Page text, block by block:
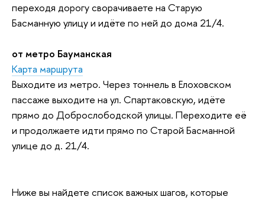
переходя дорогу сворачиваете на Старую
Басманную улицу и идёте по ней до дома 21/4.
от метро Бауманская
Карта маршрута
Выходите из метро. Через тоннель в Елоховском
пассаже выходите на ул. Спартаковскую, идёте
прямо до Доброслободской улицы. Переходите её
и продолжаете идти прямо по Старой Басманной
улице до д. 21/4.
Ниже вы найдете список важных шагов, которые